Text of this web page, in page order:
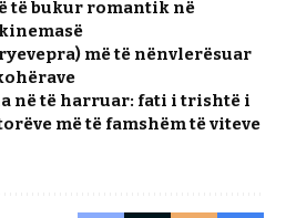
të bukur romantik në
më të nënvlerësuar
në të harruar: fati i trishtë i
më të famshëm të viteve